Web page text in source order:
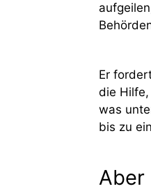
Er
die
was
bis zu
Aber